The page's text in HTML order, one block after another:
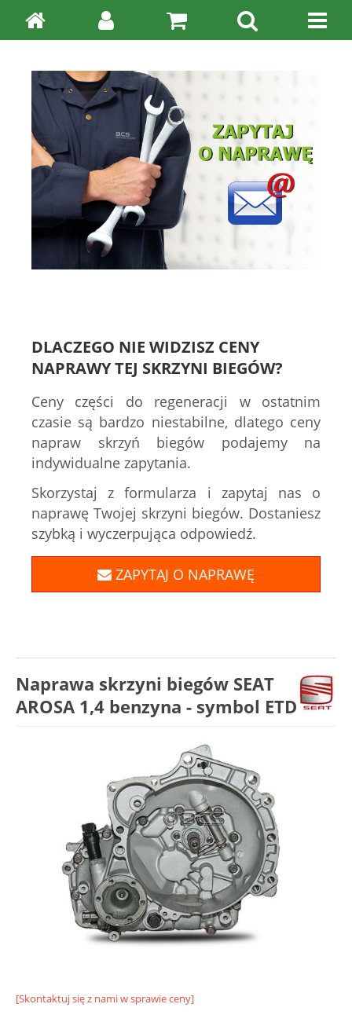
DLACZEGO NIE WIDZISZ CENY
NAPRAWY TEJ SKRZYNI BIEGÓW?
Ceny części do regeneracji w ostatnim
czasie są bardzo niestabilne, dlatego ceny
napraw skrzyń biegów podajemy na
indywidualne zapytania.
Skorzystaj z formularza i zapytaj nas o
naprawę Twojej skrzyni biegów. Dostaniesz
szybką i wyczerpująca odpowiedź.
ZAPYTAJ O NAPRAWĘ
Naprawa skrzyni biegów SEAT
AROSA 1,4 benzyna - symbol ETD
[Skontaktuj się z nami w sprawie ceny]